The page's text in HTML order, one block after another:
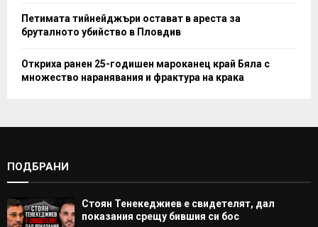
Петимата тийнейджъри остават в ареста за
бруталното убийство в Пловдив
Откриха ранен 25-годишен мароканец край Бяла с
множество наранявания и фрактура на крака
ПОДБРАНИ
Стоян Тенекеджиев е свидетелят, дал
показания срещу бившия си бос